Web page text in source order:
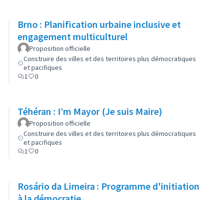
Brno : Planification urbaine inclusive et
engagement multiculturel
Proposition officielle
Construire des villes et des territoires plus démocratiques
et pacifiques
1
0
Téhéran : I’m Mayor (Je suis Maire)
Proposition officielle
Construire des villes et des territoires plus démocratiques
et pacifiques
1
0
Rosário da Limeira : Programme d'initiation